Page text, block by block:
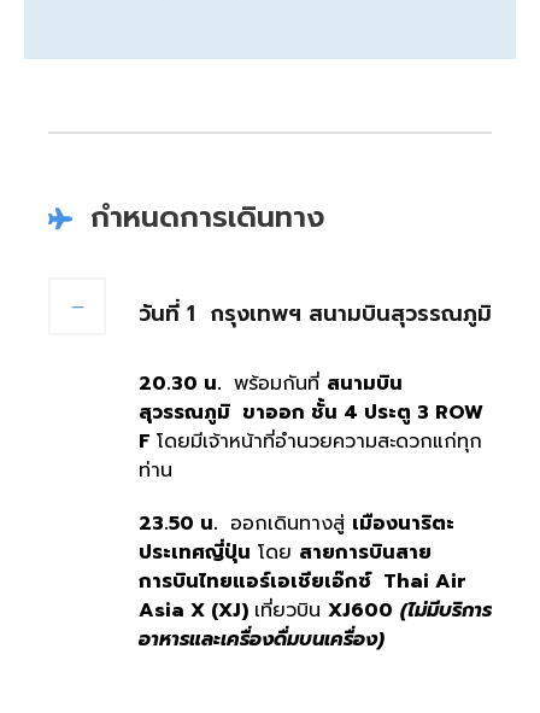
กำหนดการเดินทาง
วันที่ 1 กรุงเทพฯ สนามบินสุวรรณภูมิ
20.30 น. พร้อมกันที่ สนามบิน
สุวรรณภูมิ ขาออก ชั้น 4 ประตู 3 ROW
F โดยมีเจ้าหน้าที่อำนวยความสะดวกแก่ทุก
ท่าน
23.50 น. ออกเดินทางสู่ เมืองนาริตะ
ประเทศญี่ปุ่น โดย สายการบินสาย
การบินไทยแอร์เอเชียเอ๊กซ์ Thai Air
Asia X (XJ) เที่ยวบิน XJ600 (ไม่มีบริการ
อาหารและเครื่องดื่มบนเครื่อง)